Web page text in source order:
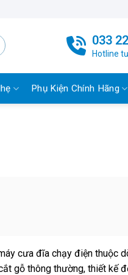
033
Hotline
Phụ Kiện Chính Hãng
cưa đĩa chạy điện thuộc
gỗ thông thường, thiết kế